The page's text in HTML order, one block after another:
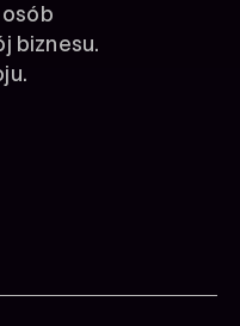
biznesu.